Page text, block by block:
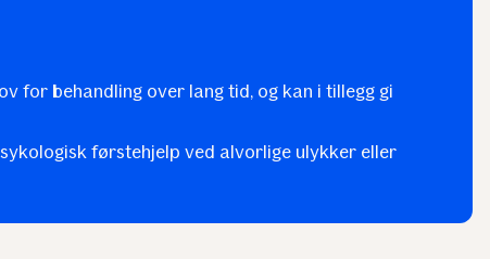
for behandling over lang tid, og kan i tillegg gi
førstehjelp ved alvorlige ulykker eller